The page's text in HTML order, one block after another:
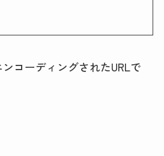
コーディングされたURLで